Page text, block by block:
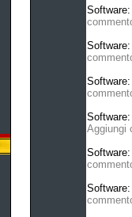
Aggiungi